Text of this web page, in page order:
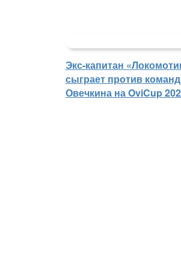
Экс-капитан
сыграет против
Овечкина на OviCup